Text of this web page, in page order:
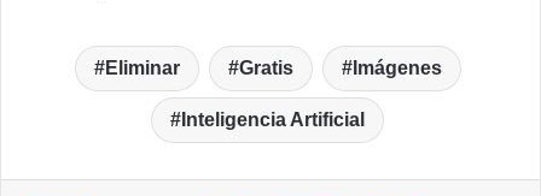
Eliminar Gratis Imágenes
Inteligencia Artificial